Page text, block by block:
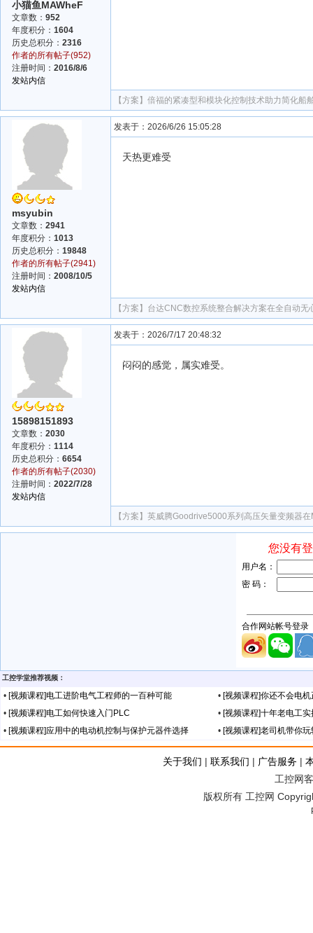
小猫鱼MAWheF
文章数： 952
年度积分： 1604
历史总积分： 2316
作者的所有帖子(952)
注册时间： 2016/8/6
发站内信
【方案】 倍福的紧凑型和模块化控制技术助力简化船
msyubin
文章数： 2941
年度积分： 1013
历史总积分： 19848
作者的所有帖子(2941)
注册时间： 2008/10/5
发站内信
发表于：2026/6/26 15:05:28
天热更难受
【方案】 台达CNC数控系统整合解决方案在全自动无
15898151893
文章数： 2030
年度积分： 1114
历史总积分： 6654
作者的所有帖子(2030)
注册时间： 2022/7/28
发站内信
发表于：2026/7/17 20:48:32
闷闷的感觉，属实难受。
【方案】 英威腾Goodrive5000系列高压矢量变频器
工控学堂推荐视频：
• [视频课程]电工进阶电气工程师的一百种可能 • [视频课程]你还不会电
• [视频课程]电工如何快速入门PLC • [视频课程]十年老电工
• [视频课程]应用中的电动机控制与保护元器件选择 • [视频课程]老司机带你
关于我们 | 联系我们 | 广告服务 |
工控网
版权所有 工控网